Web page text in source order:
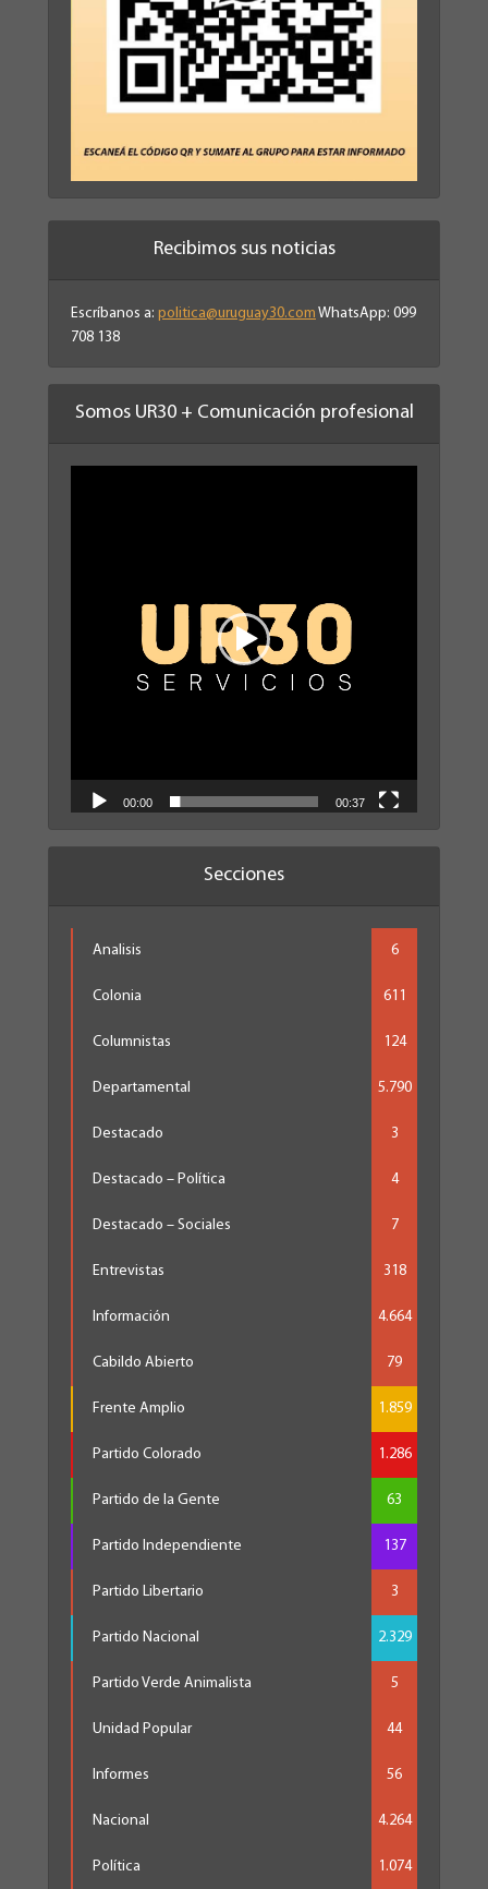
Recibimos sus noticias
Escríbanos a: politica@uruguay30.com WhatsApp: 099
708 138
Somos UR30 + Comunicación profesional
00:00 00:37
Secciones
Analisis 6
Colonia 611
Columnistas 124
Departamental 5.790
Destacado 3
Destacado – Política 4
Destacado – Sociales 7
Entrevistas 318
Información 4.664
Cabildo Abierto 79
Frente Amplio 1.859
Partido Colorado 1.286
Partido de la Gente 63
Partido Independiente 137
Partido Libertario 3
Partido Nacional 2.329
Partido Verde Animalista 5
Unidad Popular 44
Informes 56
Nacional 4.264
Política 1.074